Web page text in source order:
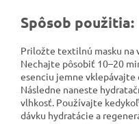
Spôsob použitia:
Priložte textilnú masku na
Nechajte pôsobiť 10–20
esenciu jemne vklepávajte
Následne naneste
vlhkosť. Používajte
dávku hydratácie a